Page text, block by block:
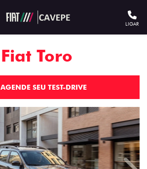
LIGAR
Fiat Toro
AGENDE SEU TEST-DRIVE